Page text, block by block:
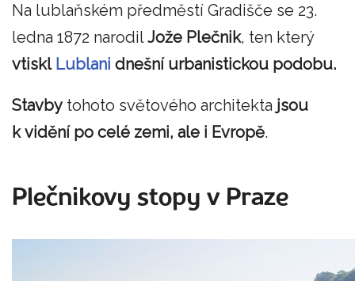
Na lublaňském předměstí Gradišče se 23.
ledna 1872 narodilJože Plečnik, ten který
vtiskl Lublani dnešní urbanistickou podobu.
Stavbytohoto světového architekta jsou
k vidění po celé zemi, ale i Evropě.
Plečnikovy stopy v Praze